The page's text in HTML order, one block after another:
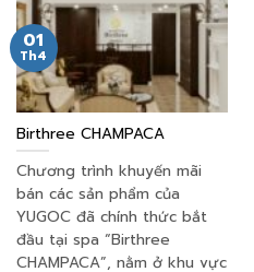
Birthree CHAMPACA
Chương trình khuyến mãi
bán các sản phẩm của
YUGOC đã chính thức bắt
đầu tại spa “Birthree
CHAMPACA”, nằm ở khu vực
01
Th4